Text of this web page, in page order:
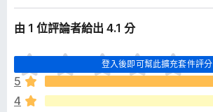
後
由 1 位評論者給出 4.1 分
登入後即可幫此擴充套件評分
目
前
沒
有
5
4